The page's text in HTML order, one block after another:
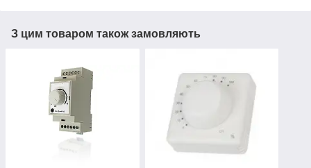
З цим товаром також замовляють